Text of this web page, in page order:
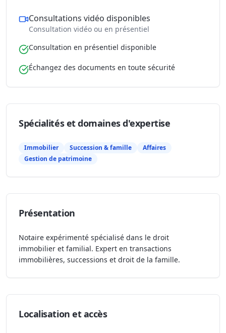
Consultations vidéo disponibles
Consultation vidéo ou en présentiel
Consultation en présentiel disponible
Échangez des documents en toute sécurité
Spécialités et domaines d'expertise
Immobilier Succession & famille
Affaires
Gestion de patrimoine
Présentation
Notaire expérimenté spécialisé dans le droit
immobilier et familial. Expert en transactions
immobilières, successions et droit de la famille.
Localisation et accès